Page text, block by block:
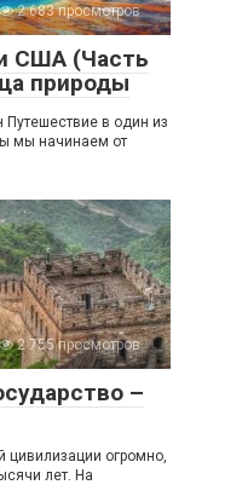
2 683 просмотров
США (Часть
природы
Путешествие в один из
мы начинаем от
2 755 просмотров
–
цивилизации огромно,
лет. На